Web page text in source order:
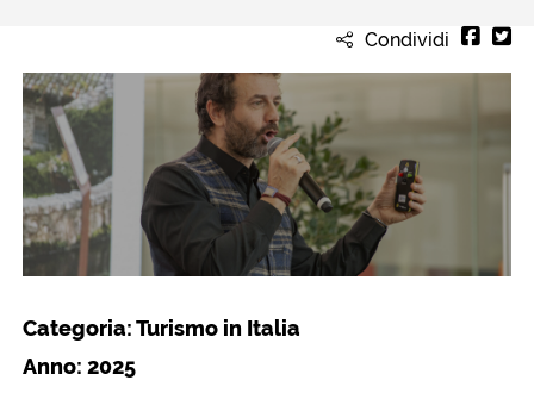
Condividi
Categoria: Turismo in Italia
Anno: 2025